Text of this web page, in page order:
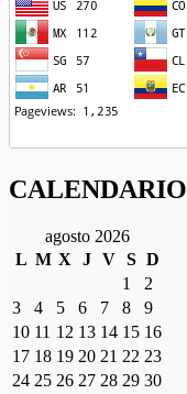
CALENDARIO
agosto 2026
L M X J V S D
1
2
3
4 5 6 7 8
9
10 11 12 13 14 15 16
17 18 19 20 21 22 23
24 25 26 27 28 29 30